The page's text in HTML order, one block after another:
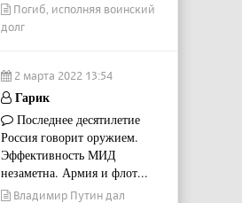
Погиб, исполняя воинский
долг
2 марта 2022 13:54
Гарик
Последнее десятилетие
Россия говорит оружием.
Эффективность МИД
незаметна. Армия и флот...
Владимир Путин дал